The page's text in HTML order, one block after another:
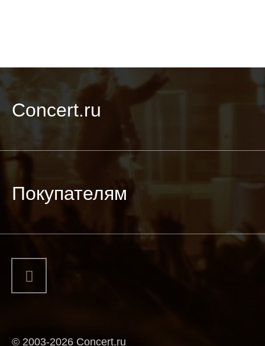
Concert.ru
Покупателям
© 2003-2026 Concert.ru